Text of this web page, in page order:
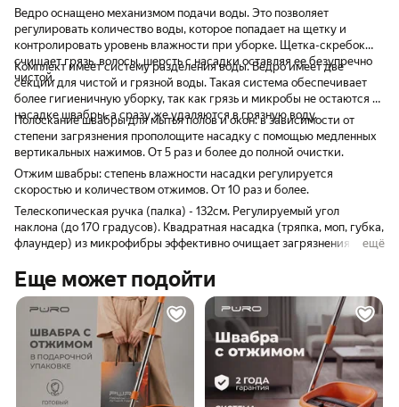
Ведро оснащено механизмом подачи воды. Это позволяет
регулировать количество воды, которое попадает на щетку и
контролировать уровень влажности при уборке. Щетка-скребок
счищает грязь, волосы, шерсть с насадки оставляя ее безупречно
чистой.
Комплект имеет систему разделения воды. Ведро имеет две
секции для чистой и грязной воды. Такая система обеспечивает
более гигиеничную уборку, так как грязь и микробы не остаются на
насадке швабры, а сразу же удаляются в грязную воду.
Полоскание швабры для мытья полов и окон: в зависимости от
степени загрязнения прополощите насадку с помощью медленных
вертикальных нажимов. От 5 раз и более до полной очистки.
Отжим швабры: степень влажности насадки регулируется
скоростью и количеством отжимов. От 10 раз и более.
Телескопическая ручка (палка) - 132см. Регулируемый угол
наклона (до 170 градусов). Квадратная насадка (тряпка, моп, губка,
флаундер) из микрофибры эффективно очищает загрязнения,
стиральной машине. Набор подходит для бытового и
профессионального мытья разных видов напольного покрытия с
большой площадью: ламинат, кафель, линолеум. Комплект не
занимает много места, его удобно хранить. Купить швабру с
отжимом, а также другие хозяйственные товары отечественного
производителя по доступной цене можно в нашем магазине.
ещё
Еще может подойти